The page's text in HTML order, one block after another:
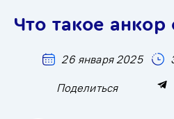
Что такое анкор
26 января 2025
Поделиться